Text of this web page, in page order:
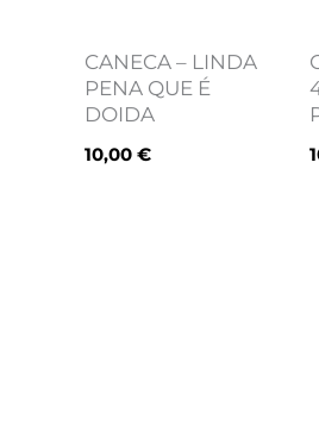
CANECA – LINDA
PENA QUE É
DOIDA
10,00 €